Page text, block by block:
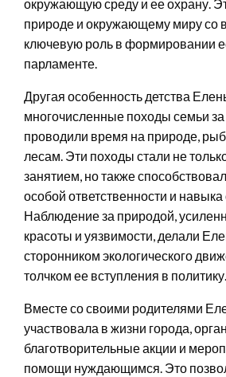
окружающую среду и ее охрану.
природе и окружающему миру со
ключевую роль в формировании
парламенте.
Другая особенность детства
многочисленные походы семьи за
проводили время на природе,
лесам. Эти походы стали не
занятием, но также
особой ответственности и
Наблюдение за природой,
красоты и уязвимости, делали
сторонником экологического
толчком ее вступления в политику.
Вместе со своими родителями
участвовала в жизни города,
благотворительные акции и
помощи нуждающимся. Это